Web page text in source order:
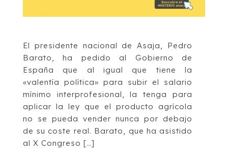
El presidente nacional de Asaja, Pedro
Barato, ha pedido al Gobierno de
España que al igual que tiene la
«valentía política» para subir el salario
mínimo interprofesional, la tenga para
aplicar la ley que el producto agrícola
no se pueda vender nunca por debajo
de su coste real. Barato, que ha asistido
al X Congreso […]